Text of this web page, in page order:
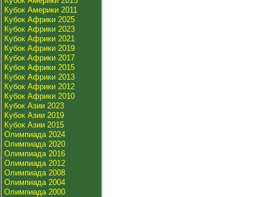
Кубок Америки 2011
Кубок Африки 2025
Кубок Африки 2023
Кубок Африки 2021
Кубок Африки 2019
Кубок Африки 2017
Кубок Африки 2015
Кубок Африки 2013
Кубок Африки 2012
Кубок Африки 2010
Кубок Азии 2023
Кубок Азии 2019
Кубок Азии 2015
Олимпиада 2024
Олимпиада 2020
Олимпиада 2016
Олимпиада 2012
Олимпиада 2008
Олимпиада 2004
Олимпиада 2000